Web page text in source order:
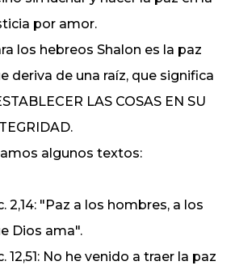
por amor.
los hebreos Shalon es la paz
deriva de una raíz, que significa
LAS COSAS EN SU
algunos textos:
2,14: "Paz a los hombres, a los
Dios ama".
12,51: No he venido a traer la paz